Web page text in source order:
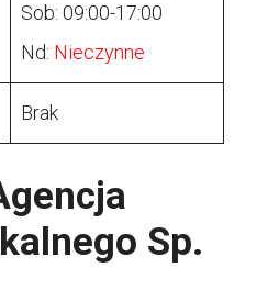
Sob: 09:00-17:00
Nd: Nieczynne
Brak
Sp.